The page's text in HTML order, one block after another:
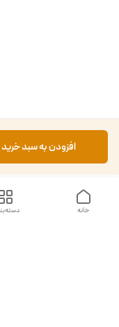
افزودن به سبد خرید
خانه